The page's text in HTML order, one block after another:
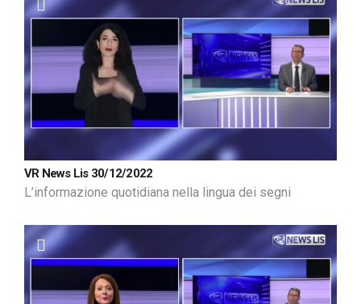
VR News Lis 30/12/2022
L’informazione quotidiana nella lingua dei segni